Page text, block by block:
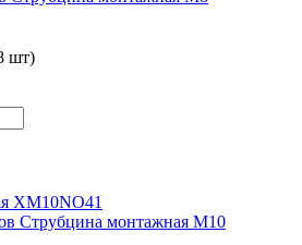
шт)
Струбцина монтажная М10